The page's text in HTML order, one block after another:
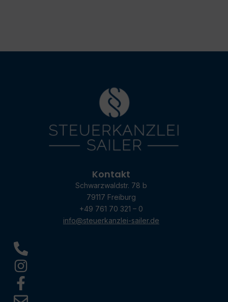
Kontakt
Schwarzwaldstr. 78 b
79117 Freiburg
+49 761 70 321 – 0
info@steuerkanzlei-sailer.de